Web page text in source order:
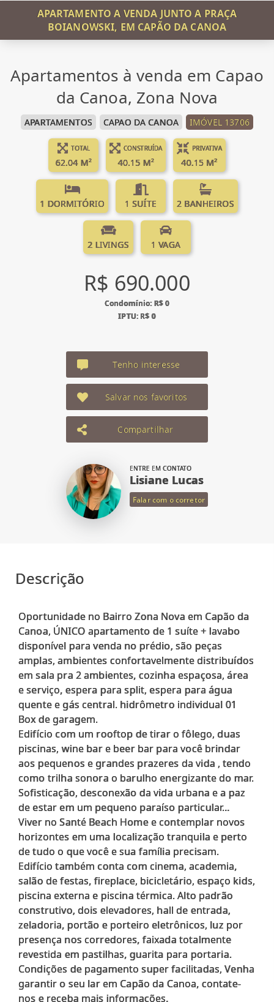
APARTAMENTO A VENDA JUNTO A PRAÇA
BOIANOWSKI, EM CAPÃO DA CANOA
Apartamentos à venda em Capao
da Canoa, Zona Nova
APARTAMENTOS CAPAO DA CANOA IMÓVEL 13706
TOTAL
62.04 M²
CONSTRUÍDA
40.15 M²
PRIVATIVA
40.15 M²
1 DORMITÓRIO 1 SUÍTE 2 BANHEIROS
2 LIVINGS 1 VAGA
R$ 690.000
Condomínio: R$ 0
IPTU: R$ 0
Tenho interesse
Salvar nos favoritos
Compartilhar
ENTRE EM CONTATO
Lisiane Lucas
Falar com o corretor
Descrição
Oportunidade no Bairro Zona Nova em Capão da
Canoa, ÚNICO apartamento de 1 suíte + lavabo
disponível para venda no prédio, são peças
amplas, ambientes confortavelmente distribuídos
em sala pra 2 ambientes, cozinha espaçosa, área
e serviço, espera para split, espera para água
quente e gás central. hidrômetro individual 01
Box de garagem.
Edifício com um rooftop de tirar o fôlego, duas
piscinas, wine bar e beer bar para você brindar
aos pequenos e grandes prazeres da vida , tendo
como trilha sonora o barulho energizante do mar.
Sofisticação, desconexão da vida urbana e a paz
de estar em um pequeno paraíso particular...
Viver no Santé Beach Home e contemplar novos
horizontes em uma localização tranquila e perto
de tudo o que você e sua família precisam.
Edifício também conta com cinema, academia,
salão de festas, fireplace, bicicletário, espaço kids,
piscina externa e piscina térmica. Alto padrão
construtivo, dois elevadores, hall de entrada,
zeladoria, portão e porteiro eletrônicos, luz por
presença nos corredores, faixada totalmente
revestida em pastilhas, guarita para portaria.
Condições de pagamento super facilitadas, Venha
garantir o seu lar em Capão da Canoa, contate-